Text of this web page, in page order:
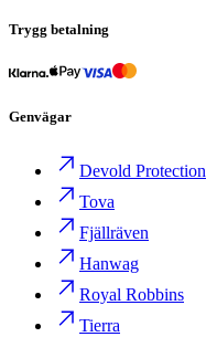
Trygg betalning
Genvägar
Devold Protection
Tova
Fjällräven
Hanwag
Royal Robbins
Tierra